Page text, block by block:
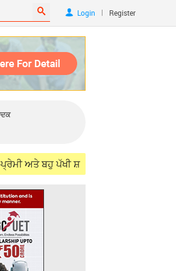
Login | Register
ਪੱਖੀ ਸ਼ਖਸੀਅਤ ਜਸਜੀਤ ਸਿੰਘ ਸਮੁੰਦਰੀ (IFS)